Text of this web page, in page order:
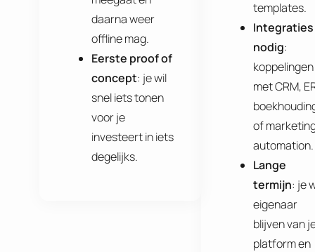
daarna weer
offline mag.
Eerste proof of
concept: je wil
snel iets tonen
voor je
investeert in iets
degelijks.
templates.
Integraties
nodig:
koppelingen
met CRM,
of
automation.
Lange
termijn: je
eigenaar
blijven van
platform en